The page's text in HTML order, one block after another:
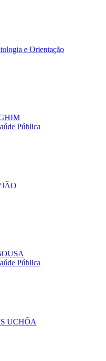
e Orientação
Pública
Pública
UCHÔA